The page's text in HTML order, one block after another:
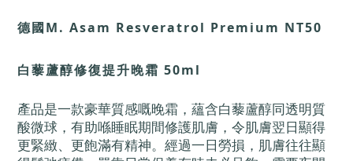
德國M. Asam Resveratrol Premium NT50
白藜蘆醇修復提升晚霜 50ml
產品是一款豪華質感嘅晚霜，蘊含白藜蘆醇同透明質
酸微球，有助喺睡眠期間修護肌膚，令肌膚翌日顯得
更緊緻、更飽滿有精神。經過一日勞損，肌膚往往顯